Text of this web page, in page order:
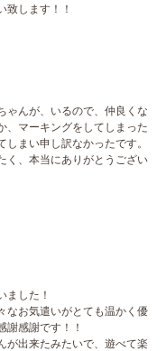
致します！！
ゃんが、いるので、仲良くな
、マーキングをしてしまった
まい申し訳なかったです。
く、本当にありがとうござい
ました！
なお気遣いがとても温かく優
謝感謝です！！
が出来たみたいで、遊べて楽